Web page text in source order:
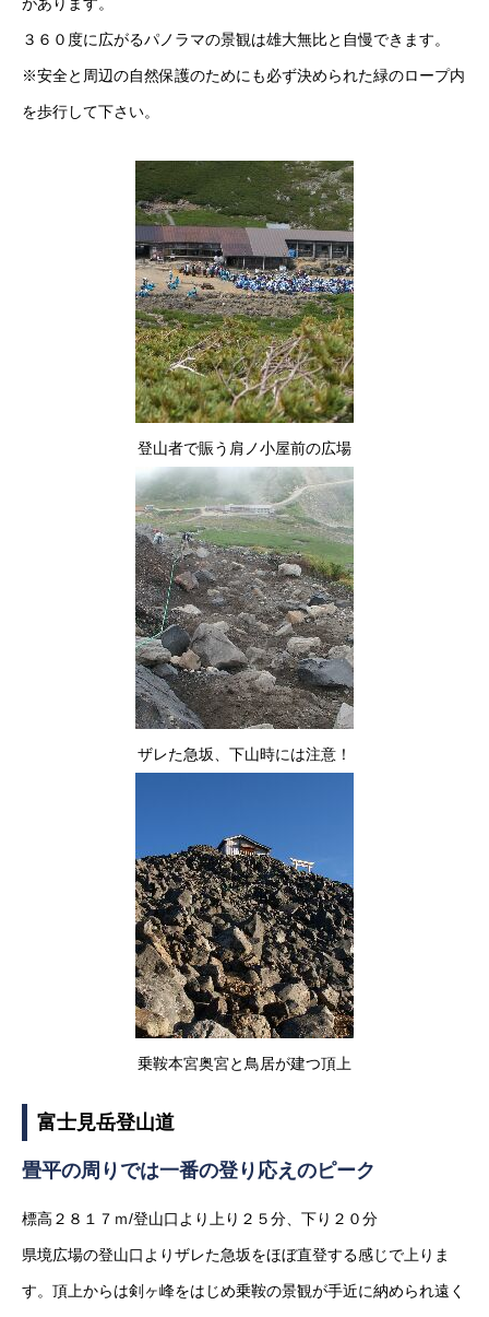
３６０度に広がるパノラマの景観は雄大無比と自慢できます。
※安全と周辺の自然保護のためにも必ず決められた緑のロープ内
を歩行して下さい。
登山者で賑う肩ノ小屋前の広場
ザレた急坂、下山時には注意！
乗鞍本宮奥宮と鳥居が建つ頂上
富士見岳登山道
畳平の周りでは一番の登り応えのピーク
標高２８１７ｍ/登山口より上り２５分、下り２０分
県境広場の登山口よりザレた急坂をほぼ直登する感じで上りま
す。頂上からは剣ヶ峰をはじめ乗鞍の景観が手近に納められ遠く